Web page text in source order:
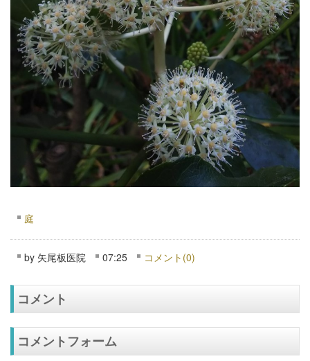
庭
by 矢尾板医院 07:25 コメント(0)
コメント
コメントフォーム